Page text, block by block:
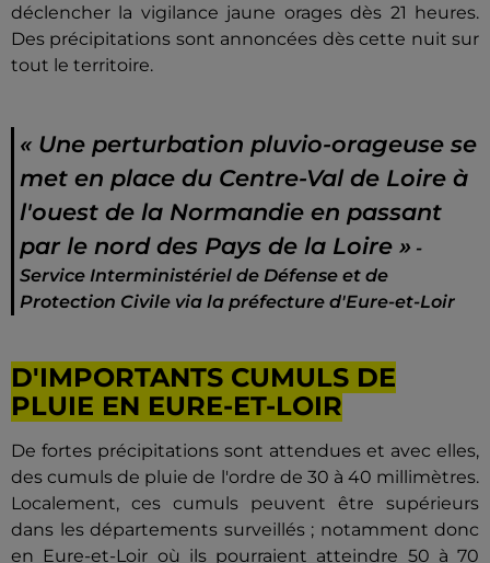
déclencher la vigilance jaune orages dès 21 heures.
Des précipitations sont annoncées dès cette nuit sur
tout le territoire.
« Une perturbation pluvio-orageuse se
met en place du Centre-Val de Loire à
l'ouest de la Normandie en passant
par le nord des Pays de la Loire » -
Service Interministériel de Défense et de
Protection Civile via la préfecture d'Eure-et-Loir
D'IMPORTANTS CUMULS DE
PLUIE EN EURE-ET-LOIR
De fortes précipitations sont attendues et avec elles,
des cumuls de pluie de l'ordre de 30 à 40 millimètres.
Localement, ces cumuls peuvent être supérieurs
dans les départements surveillés ; notamment donc
en Eure-et-Loir où ils pourraient atteindre 50 à 70